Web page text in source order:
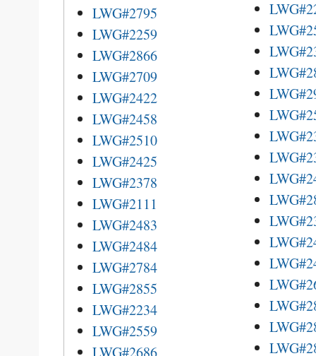
LWG#2795
LWG#2259
LWG#2866
LWG#2709
LWG#2422
LWG#2458
LWG#2510
LWG#2425
LWG#2378
LWG#2111
LWG#2483
LWG#2484
LWG#2784
LWG#2855
LWG#2234
LWG#2559